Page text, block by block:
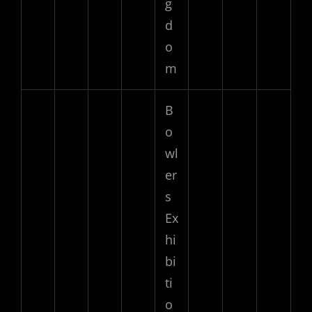
d
o
m
B
o
wl
er
s
Ex
hi
bi
ti
o